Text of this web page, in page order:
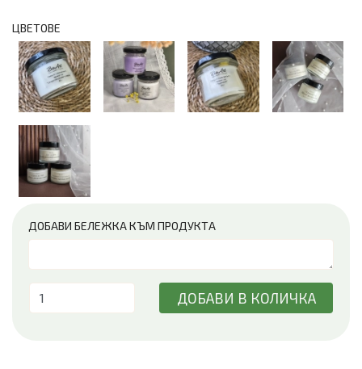
ЦВЕТОВЕ
ДОБАВИ БЕЛЕЖКА КЪМ ПРОДУКТА
ДОБАВИ В КОЛИЧКА